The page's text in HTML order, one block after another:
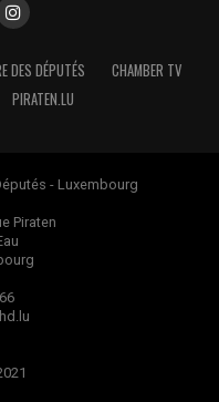
DES DÉPUTÉS
CHAMBER TV
PIRATEN.LU
- Luxembourg
Piraten